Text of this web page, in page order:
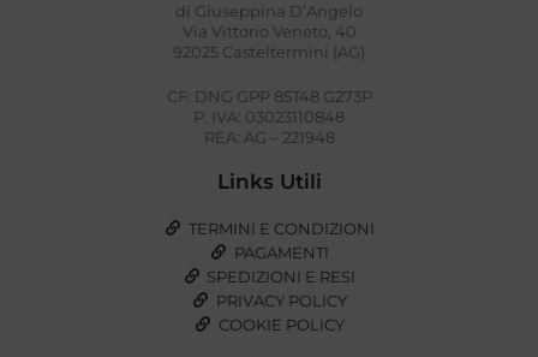
di Giuseppina D’Angelo
Via Vittorio Veneto, 40
92025 Casteltermini (AG)
CF: DNG GPP 85T48 G273P
P. IVA: 03023110848
REA: AG – 221948
Links Utili
TERMINI E CONDIZIONI
PAGAMENTI
SPEDIZIONI E RESI
PRIVACY POLICY
COOKIE POLICY